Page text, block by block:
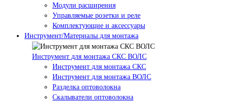
Модули расширения
Управляемые розетки и реле
Комплектующие и аксессуары
Инструмент/Материалы для монтажа
Инструмент для монтажа СКС ВОЛС
Инструмент для монтажа СКС
Инструмент для монтажа ВОЛС
Разделка оптоволокна
Скалыватели оптоволокна